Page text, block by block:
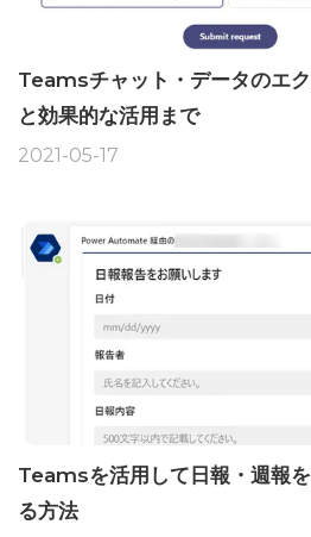
Teamsチャット・データのエ
と効果的な活用まで
2021-05-17
Teamsを活用して日報・週報
る方法